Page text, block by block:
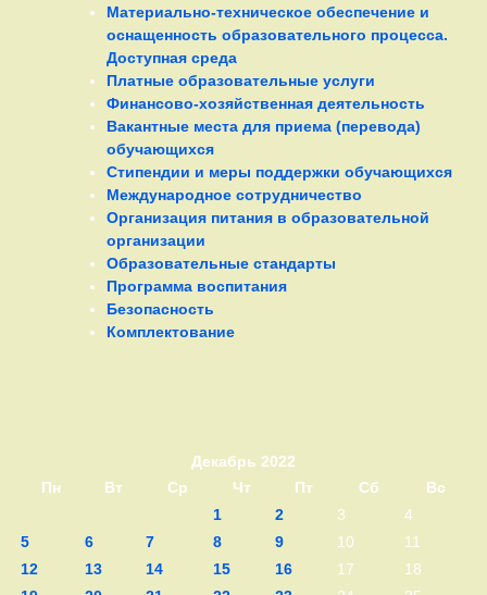
Материально-техническое обеспечение и
оснащенность образовательного процесса.
Доступная среда
Платные образовательные услуги
Финансово-хозяйственная деятельность
Вакантные места для приема (перевода)
обучающихся
Стипендии и меры поддержки обучающихся
Международное сотрудничество
Организация питания в образовательной
организации
Образовательные стандарты
Программа воспитания
Безопасность
Комплектование
Декабрь 2022
Пн
Вт Ср Чт Пт Сб
Вс
1
2 3
4
5
6 7 8 9 10
11
12
13 14 15 16 17
18